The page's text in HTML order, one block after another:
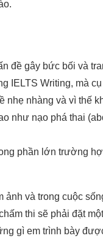
đề gây bức bối và
IELTS Writing, mà
nhàng và vì thế
như nạo phá thai
phần lớn trường
ảnh và trong cuộc
thi sẽ phải đặt
gì em trình bày